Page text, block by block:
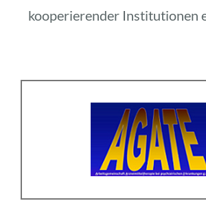
kooperierender Institutionen